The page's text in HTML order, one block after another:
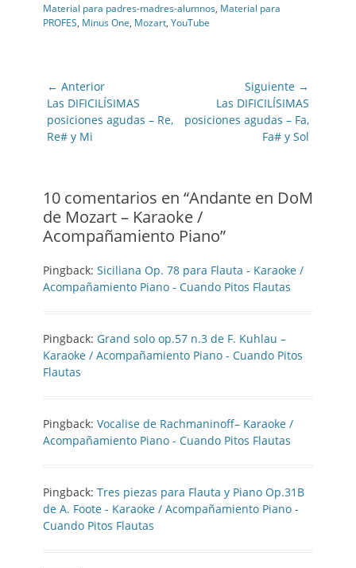
Material para padres-madres-alumnos, Material para
PROFES, Minus One, Mozart, YouTube
Navegación
de
entradas
← Anterior
Entrada
anterior:
Las DIFICILÍSIMAS
posiciones agudas – Re,
Re# y Mi
Siguiente →
Entrada
siguiente:
Las DIFICILÍSIMAS
posiciones agudas – Fa,
Fa# y Sol
10 comentarios en “Andante en DoM
de Mozart – Karaoke /
Acompañamiento Piano”
Pingback: Siciliana Op. 78 para Flauta - Karaoke /
Acompañamiento Piano - Cuando Pitos Flautas
Pingback: Grand solo op.57 n.3 de F. Kuhlau –
Karaoke / Acompañamiento Piano - Cuando Pitos
Flautas
Pingback: Vocalise de Rachmaninoff– Karaoke /
Acompañamiento Piano - Cuando Pitos Flautas
Pingback: Tres piezas para Flauta y Piano Op.31B
de A. Foote - Karaoke / Acompañamiento Piano -
Cuando Pitos Flautas